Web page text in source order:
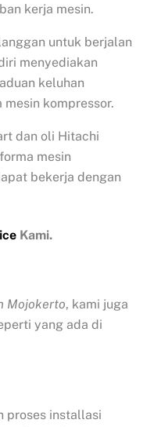
kerja mesin.
untuk berjalan
menyediakan
keluhan
kompressor.
dan oli Hitachi
mesin
bekerja dengan
Kami.
Mojokerto, kami juga
yang ada di
proses installasi